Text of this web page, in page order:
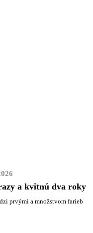
a kvitnú dva roky
prvými a množstvom farieb